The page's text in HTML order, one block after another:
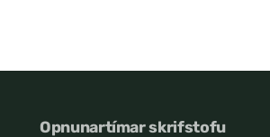
Opnunartímar skrifstofu